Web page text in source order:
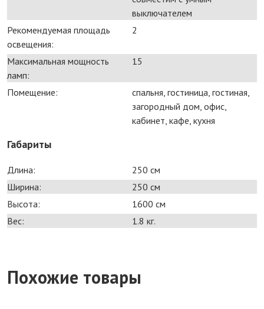
выключателем
Рекомендуемая площадь
освещения:
2
Максимальная мощность
ламп:
15
Помещение:
спальня, гостиница, гостиная,
загородный дом, офис,
кабинет, кафе, кухня
Габариты
Длина:
250 см
Ширина:
250 см
Высота:
1600 см
Вес:
1.8 кг.
Похожие товары